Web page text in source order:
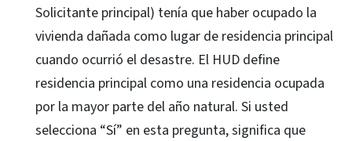
Solicitante principal) tenía que haber ocupado la
vivienda dañada como lugar de residencia principal
cuando ocurrió el desastre. El HUD define
residencia principal como una residencia ocupada
por la mayor parte del año natural. Si usted
selecciona “Sí” en esta pregunta, significa que